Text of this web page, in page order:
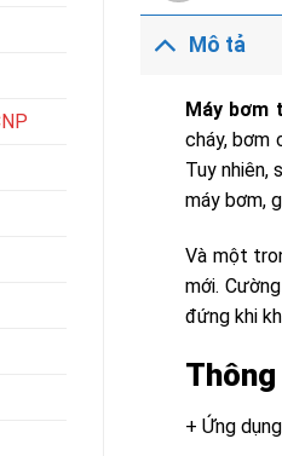
Mô tả
Máy
cháy, bơm
Tuy nhiên,
máy bơm,
Và một
mới.
đứng khi
+ Ứng